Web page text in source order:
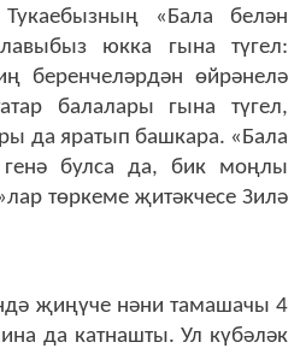
«Бала белән
юкка гына түгел:
беренчеләрдән өйрәнелә
балалары гына түгел,
да яратып башкара. «Бала
генә булса да, бик моңлы
төркеме җитәкчесе Зилә
җиңүче нәни тамашачы 4
да катнашты. Ул күбәләк